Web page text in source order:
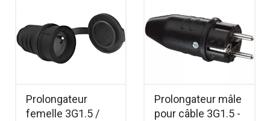
Prolongateur
femelle 3G1.5 /
Prolongateur mâle
pour câble 3G1.5 -